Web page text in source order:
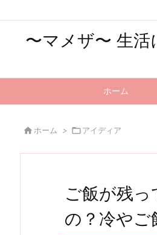
〜マメザ〜 生活
ホーム
 ホーム > アイディア
ご飯が残
の？冷やご